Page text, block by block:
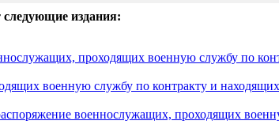
следующие издания:
проходящих военную службу по
военную службу по контракту и
военнослужащих, проходящих